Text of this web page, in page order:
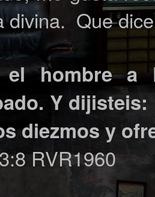
divina. Que
el hombre a
Y
diezmos y
RVR1960